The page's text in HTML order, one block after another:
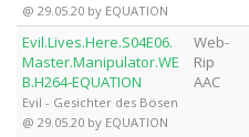
@ 29.05.20 by EQUATION
Evil.Lives.Here.S04E06.
Master.Manipulator.WE
B.H264-EQUATION
Evil - Gesichter des Bösen
@ 29.05.20 by EQUATION
Web-
Rip
AAC